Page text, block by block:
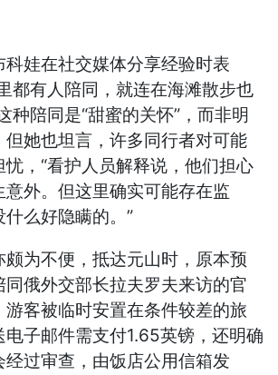
娃在社交媒体分享经验时表
都有人陪同，就连在海滩散步也
种陪同是“甜蜜的关怀”，而非明
但她也坦言，许多同行者对可能
，“看护人员解释说，他们担心
外。但这里确实可能存在监
么好隐瞒的。”
为不便，抵达元山时，原本预
同俄外交部长拉夫罗夫来访的官
游客被临时安置在条件较差的旅
子邮件需支付1.65英镑，还明确
经过审查，由饭店公用信箱发